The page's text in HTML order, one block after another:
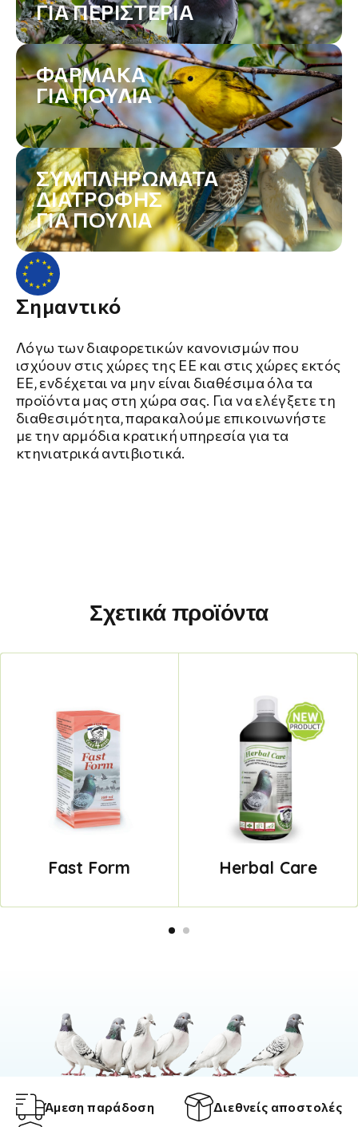
ΓΙΑ ΠΕΡΙΣΤΈΡΙΑ
ΦΆΡΜΑΚΑ
ΓΙΑ ΠΟΥΛΙΆ
ΣΥΜΠΛΗΡΏΜΑΤΑ
ΔΙΑΤΡΟΦΉΣ
ΓΙΑ ΠΟΥΛΙΆ
Σημαντικό
Λόγω των διαφορετικών κανονισμών που
ισχύουν στις χώρες της ΕΕ και στις χώρες εκτός
ΕΕ, ενδέχεται να μην είναι διαθέσιμα όλα τα
προϊόντα μας στη χώρα σας. Για να ελέγξετε τη
διαθεσιμότητα, παρακαλούμε επικοινωνήστε
με την αρμόδια κρατική υπηρεσία για τα
κτηνιατρικά αντιβιοτικά.
Σχετικά προϊόντα
Fast Form Herbal Care
Άμεση παράδοση
Διεθνείς αποστολές